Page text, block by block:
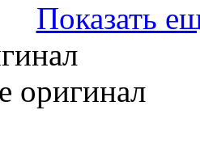
Показать
оригинал